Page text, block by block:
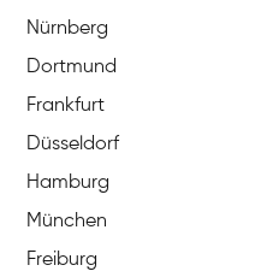
Nürnberg
Dortmund
Frankfurt
Düsseldorf
Hamburg
München
Freiburg